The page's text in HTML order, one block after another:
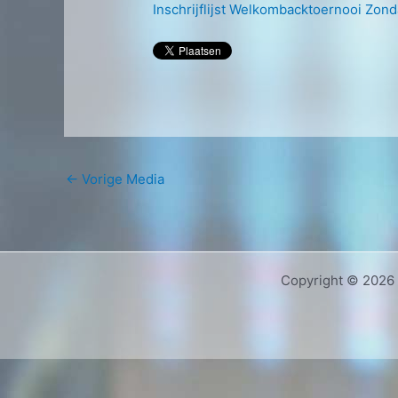
Inschrijflijst Welkombacktoernooi
← Vorige Media
Copyright © 2026